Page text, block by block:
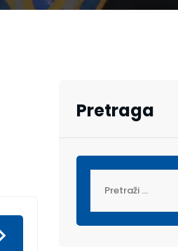
Pretraga